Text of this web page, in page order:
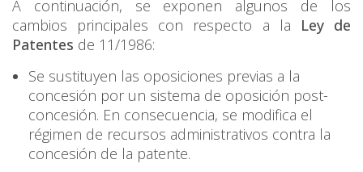
A continuación, se exponen algunos de los
cambios principales con respecto a la Ley de
Patentes de 11/1986:
Se sustituyen las oposiciones previas a la
concesión por un sistema de oposición post-
concesión. En consecuencia, se modifica el
régimen de recursos administrativos contra la
concesión de la patente.